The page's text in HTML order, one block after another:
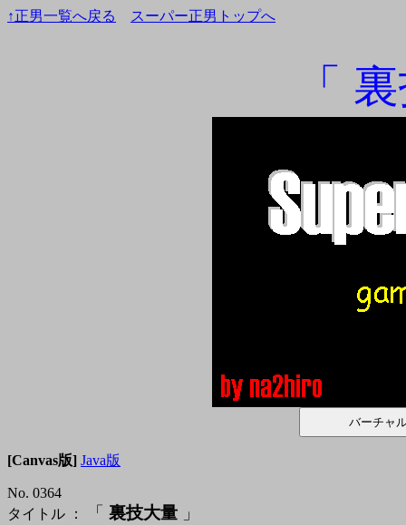
↑正男一覧へ戻る スーパー正男トップへ
「
[Canvas版] Java版
No. 0364
タイトル ：
「 裏技大量 」